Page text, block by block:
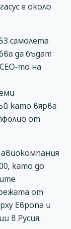
е около
самолета
да бъдат
то на
като вярва
от
като до
от
Европа и
в Русия.